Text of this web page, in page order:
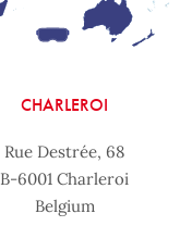
CHARLEROI
Rue Destrée, 68
B-6001 Charleroi
Belgium